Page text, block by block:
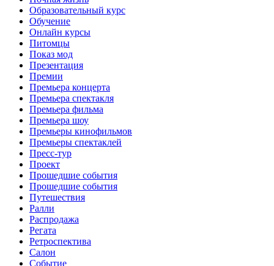
Образовательный курс
Обучение
Онлайн курсы
Питомцы
Показ мод
Презентация
Премии
Премьера концерта
Премьера спектакля
Премьера фильма
Премьера шоу
Премьеры кинофильмов
Премьеры спектаклей
Пресс-тур
Проект
Прошедшие события
Прошедшие события
Путешествия
Ралли
Распродажа
Регата
Ретроспектива
Салон
Событие